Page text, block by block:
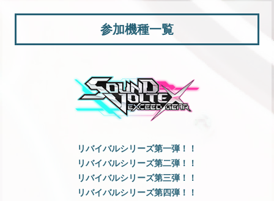
参加機種一覧
リバイバルシリーズ第一弾！！
リバイバルシリーズ第二弾！！
リバイバルシリーズ第三弾！！
リバイバルシリーズ第四弾！！